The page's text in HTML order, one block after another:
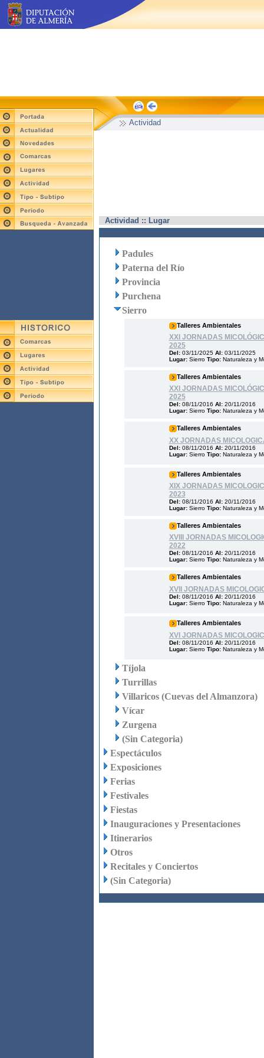
Actividad
Actividad :: Lugar
Padules
Paterna del Río
Provincia
Purchena
Sierro
Talleres Ambientales
XXI JORNADAS
2025
Del: 03/11/2025 Al: 03/11/2025
Lugar: SierroTipo: Naturaleza y
Talleres Ambientales
XXI JORNADAS
2025
Del: 08/11/2016 Al: 20/11/2016
Lugar: SierroTipo: Naturaleza y
Talleres Ambientales
XX JORNADAS
Del: 08/11/2016 Al: 20/11/2016
Lugar: SierroTipo: Naturaleza y
Talleres Ambientales
XIX JORNADAS
2023
Del: 08/11/2016 Al: 20/11/2016
Lugar: SierroTipo: Naturaleza y
Talleres Ambientales
XVIII JORNADAS
2022
Del: 08/11/2016 Al: 20/11/2016
Lugar: SierroTipo: Naturaleza y
Talleres Ambientales
XVII JORNADAS
Del: 08/11/2016 Al: 20/11/2016
Lugar: SierroTipo: Naturaleza y
Talleres Ambientales
XVI JORNADAS
Del: 08/11/2016 Al: 20/11/2016
Lugar: SierroTipo: Naturaleza y
Tíjola
Turrillas
Villaricos (Cuevas del Almanzora)
Vícar
Zurgena
(Sin Categoria)
Espectáculos
Exposiciones
Ferias
Festivales
Fiestas
Inauguraciones y Presentaciones
Itinerarios
Otros
Recitales y Conciertos
(Sin Categoria)